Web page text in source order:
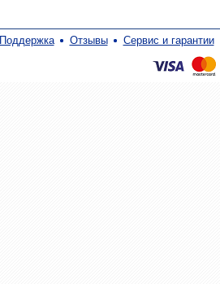
Поддержка Отзывы Сервис и гарантии